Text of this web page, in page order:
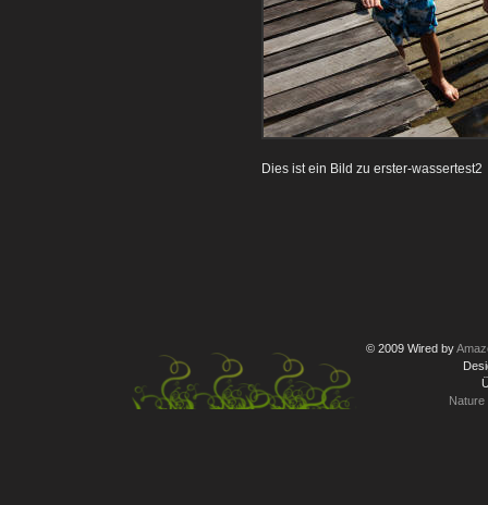
Dies ist ein Bild zu erster-wassertest2
© 2009 Wired by
Nature